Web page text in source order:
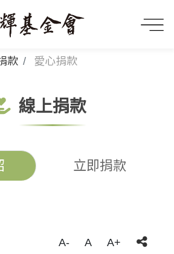
款 愛心捐款
線上捐款
立即捐款
A- A A+